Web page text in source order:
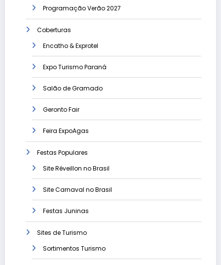
Programação Verão 2027
Coberturas
Encatho & Exprotel
Expo Turismo Paraná
Salão de Gramado
Geronto Fair
Feira ExpoAgas
Festas Populares
Site Réveillon no Brasil
Site Carnaval no Brasil
Festas Juninas
Sites de Turismo
Sortimentos Turismo